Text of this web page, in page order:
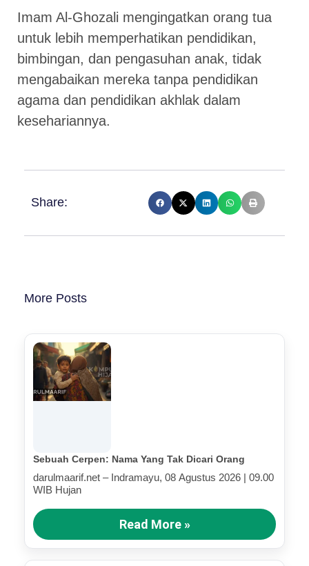
Imam Al-Ghozali mengingatkan orang tua
untuk lebih memperhatikan pendidikan,
bimbingan, dan pengasuhan anak, tidak
mengabaikan mereka tanpa pendidikan
agama dan pendidikan akhlak dalam
kesehariannya.
Share:
More Posts
Sebuah Cerpen: Nama Yang Tak Dicari Orang
darulmaarif.net – Indramayu, 08 Agustus 2026 | 09.00
WIB Hujan
Read More »